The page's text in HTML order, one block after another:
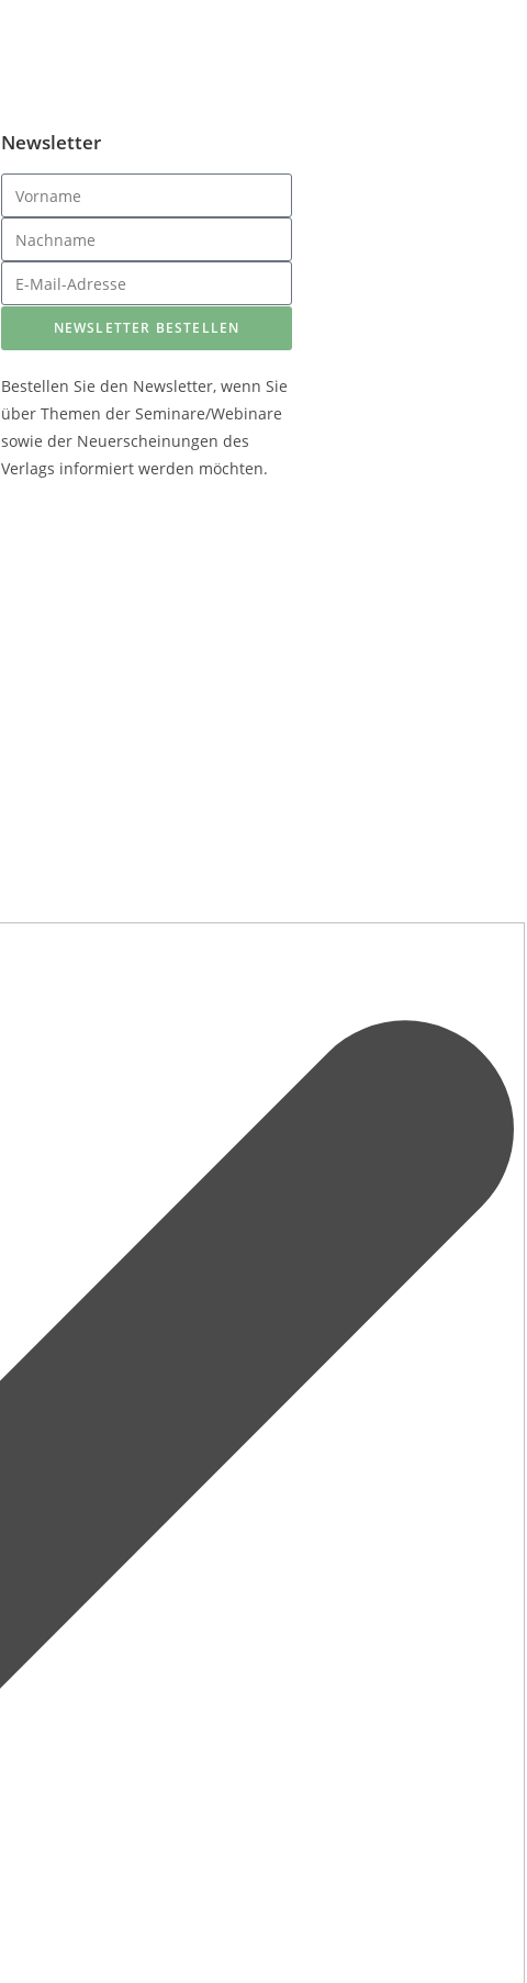
Newsletter
NEWSLETTER BESTELLEN
Bestellen Sie den Newsletter, wenn Sie
über Themen der Seminare/Webinare
sowie der Neuerscheinungen des
Verlags informiert werden möchten.